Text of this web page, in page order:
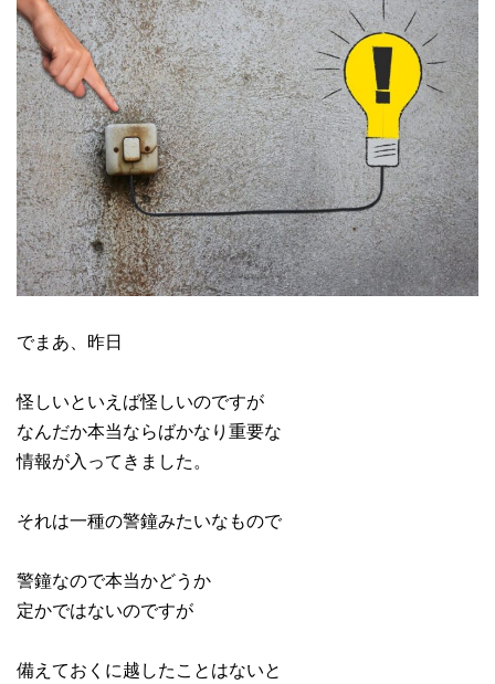
でまあ、昨日
怪しいといえば怪しいのですが
なんだか本当ならばかなり重要な
情報が入ってきました。
それは一種の警鐘みたいなもので
警鐘なので本当かどうか
定かではないのですが
備えておくに越したことはないと